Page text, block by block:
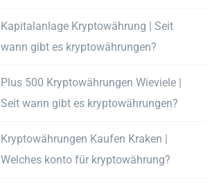
Kapitalanlage Kryptowährung | Seit
wann gibt es kryptowährungen?
Plus 500 Kryptowährungen Wieviele |
Seit wann gibt es kryptowährungen?
Kryptowährungen Kaufen Kraken |
Welches konto für kryptowährung?